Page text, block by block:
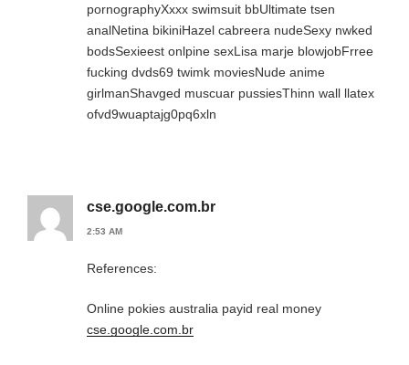
pornographyXxxx swimsuit bbUltimate tsen
analNetina bikiniHazel cabreera nudeSexy nwked
bodsSexieest onlpine sexLisa marje blowjobFrree
fucking dvds69 twimk moviesNude anime
girlmanShavged muscuar pussiesThinn wall llatex
ofvd9wuaptajg0pq6xln
cse.google.com.br
2:53 AM
References:
Online pokies australia payid real money
cse.google.com.br